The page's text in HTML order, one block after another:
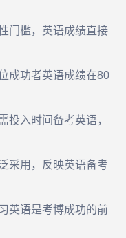
门槛，英语成绩直接
成功者英语成绩在80
投入时间备考英语，
采用，反映英语备考
英语是考博成功的前